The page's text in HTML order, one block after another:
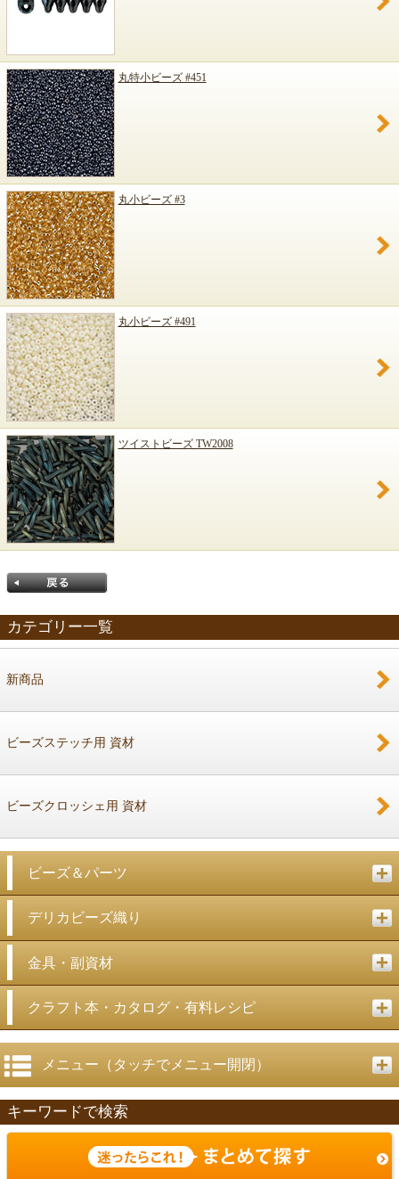
丸特小ビーズ #451
丸小ビーズ #3
丸小ビーズ #491
ツイストビーズ TW2008
カテゴリー一覧
新商品
ビーズステッチ用 資材
ビーズクロッシェ用 資材
ビーズ＆パーツ
デリカビーズ織り
金具・副資材
クラフト本・カタログ・有料レシピ
メニュー（タッチでメニュー開閉）
キーワードで検索